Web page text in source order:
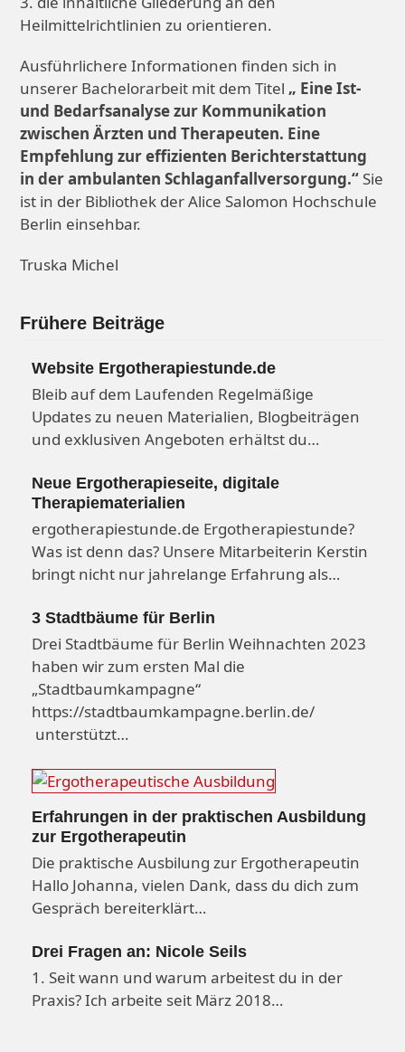
Heilmittelrichtlinien zu orientieren.
Ausführlichere Informationen finden sich in
unserer Bachelorarbeit mit dem Titel„ Eine Ist-
und Bedarfsanalyse zur Kommunikation
zwischen Ärzten und Therapeuten. Eine
Empfehlung zur effizienten Berichterstattung
in der ambulanten Schlaganfallversorgung.“ Sie
ist in der Bibliothek der Alice Salomon Hochschule
Berlin einsehbar.
Truska Michel
Frühere Beiträge
Website Ergotherapiestunde.de
Bleib auf dem Laufenden Regelmäßige
Updates zu neuen Materialien, Blogbeiträgen
und exklusiven Angeboten erhältst du…
Neue Ergotherapieseite, digitale
Therapiematerialien
ergotherapiestunde.de Ergotherapiestunde?
Was ist denn das? Unsere Mitarbeiterin Kerstin
bringt nicht nur jahrelange Erfahrung als…
3 Stadtbäume für Berlin
Drei Stadtbäume für Berlin Weihnachten 2023
haben wir zum ersten Mal die
„Stadtbaumkampagne“
https://stadtbaumkampagne.berlin.de/
unterstützt…
Erfahrungen in der praktischen Ausbildung
zur Ergotherapeutin
Die praktische Ausbilung zur Ergotherapeutin
Hallo Johanna, vielen Dank, dass du dich zum
Gespräch bereiterklärt…
Drei Fragen an: Nicole Seils
1. Seit wann und warum arbeitest du in der
Praxis? Ich arbeite seit März 2018…